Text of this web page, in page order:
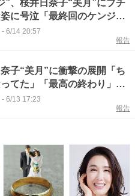
”、桜井日奈子“美月”にブチ
に号泣「最終回のケンジが
＜余命3ヶ月のサレ夫＞
- 6/14 20:57
報告
子“美月”に衝撃の展開「ち
てた」「最高の終わり」と
3ヶ月のサレ夫＞
- 6/13 17:23
報告